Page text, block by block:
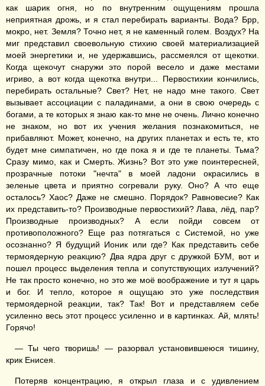
как шарик огня, но по внутренним ощущениям прошла
неприятная дрожь, и я стал перебирать варианты. Вода? Брр,
мокро, нет. Земля? Точно нет, я не каменный голем. Воздух? На
миг представил своевольную стихию своей материализацией
моей энергетики и, не удержавшись, рассмеялся от щекотки.
Когда щекочут снаружи это порой весело и даже местами
игриво, а вот когда щекотка внутри... Первостихии кончились,
перебирать остальные? Свет? Нет, не надо мне такого. Свет
вызывает ассоциации с паладинами, а они в свою очередь с
богами, а те которых я знаю как-то мне не очень. Лично конечно
не знаком, но вот их учения желания познакомиться, не
прибавляют. Может, конечно, на других планетах и есть те, кто
будет мне симпатичен, но где пока я и где те планеты. Тьма?
Сразу мимо, как и Смерть. Жизнь? Вот это уже поинтересней,
прозрачные потоки "нечта" в моей ладони окрасились в
зеленые цвета и приятно согревали руку. Оно? А что еще
осталось? Хаос? Даже не смешно. Порядок? Равновесие? Как
их представить-то? Производные первостихий? Лава, лёд, пар?
Производные производных? А если пойди совсем от
противоположного? Еще раз потягаться с Системой, но уже
осознанно? Я будущий Ионик или где? Как представить себе
термоядерную реакцию? Два ядра друг с дружкой БУМ, вот и
пошел процесс выделения тепла и сопутствующих излучений?
Не так просто конечно, но это же моё воображение и тут я царь
и бог. И тепло, которое я ощущаю это уже последствия
термоядерной реакции, так? Так! Вот и представляем себе
усиленно весь этот процесс усиленно и в картинках. Ай, млять!
Горячо!
— Ты чего творишь! — разорвал установившеюся тишину,
крик Енисея.
Потеряв концентрацию, я открыл глаза и с удивлением